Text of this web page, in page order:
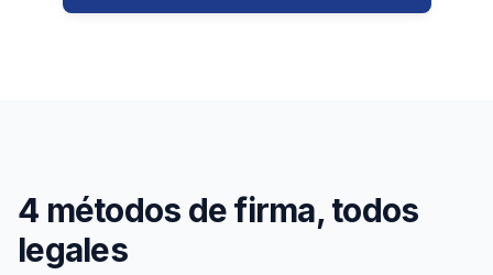
4 métodos de firma, todos
legales